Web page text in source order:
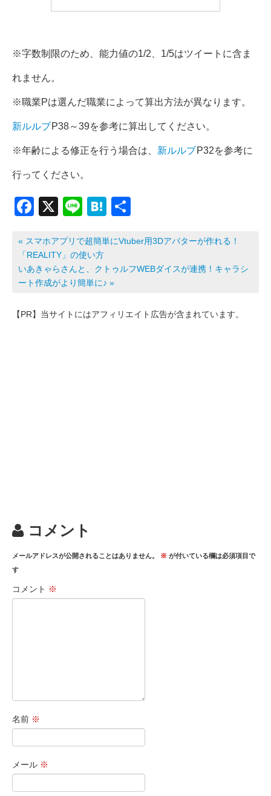
※字数制限のため、能力値の1/2、1/5はツイートに含ま
れません。
※職業Pは選んだ職業によって算出方法が異なります。
新ルルブP38～39を参考に算出してください。
※年齢による修正を行う場合は、 新ルルブP32を参考に
行ってください。
F
c
e
b
o
X
Li
e
H
e
n
a
« スマホアプリで超簡単にVtuber用3Dアバターが作れる！
「REALITY」の使い方
いあきゃらさんと、クトゥルフWEBダイスが連携！キャラシ
ート作成がより簡単に♪ »
【PR】当サイトにはアフィリエイト広告が含まれています。
コメント
メールアドレスが公開されることはありません。 ※ が付いている欄は必須項目で
す
コメント ※
名前 ※
メール ※